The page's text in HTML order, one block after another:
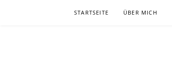
STARTSEITE ÜBER MICH